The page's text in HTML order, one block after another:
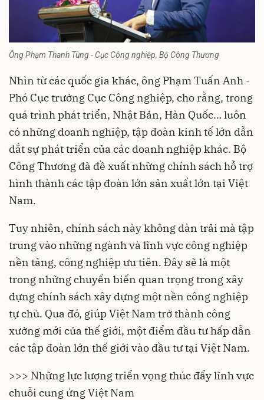
Ông Phạm Thanh Tùng - Cục Công nghiệp, Bộ Công Thương
Nhìn từ các quốc gia khác, ông Phạm Tuấn Anh -
Phó Cục trưởng Cục Công nghiệp, cho rằng, trong
quá trình phát triển, Nhật Bản, Hàn Quốc… luôn
có những doanh nghiệp, tập đoàn kinh tế lớn dẫn
dắt sự phát triển của các doanh nghiệp khác. Bộ
Công Thương đã đề xuất những chính sách hỗ trợ
hình thành các tập đoàn lớn sản xuất lớn tại Việt
Nam.
Tuy nhiên, chính sách này không dàn trải mà tập
trung vào những ngành và lĩnh vực công nghiệp
nền tảng, công nghiệp ưu tiên. Đây sẽ là một
trong những chuyển biến quan trọng trong xây
dựng chính sách xây dựng một nền công nghiệp
tự chủ. Qua đó, giúp Việt Nam trở thành công
xưởng mới của thế giới, một điểm đầu tư hấp dẫn
các tập đoàn lớn thế giới vào đầu tư tại Việt Nam.
>>> Những lực lượng triển vọng thúc đẩy lĩnh vực
chuỗi cung ứng Việt Nam